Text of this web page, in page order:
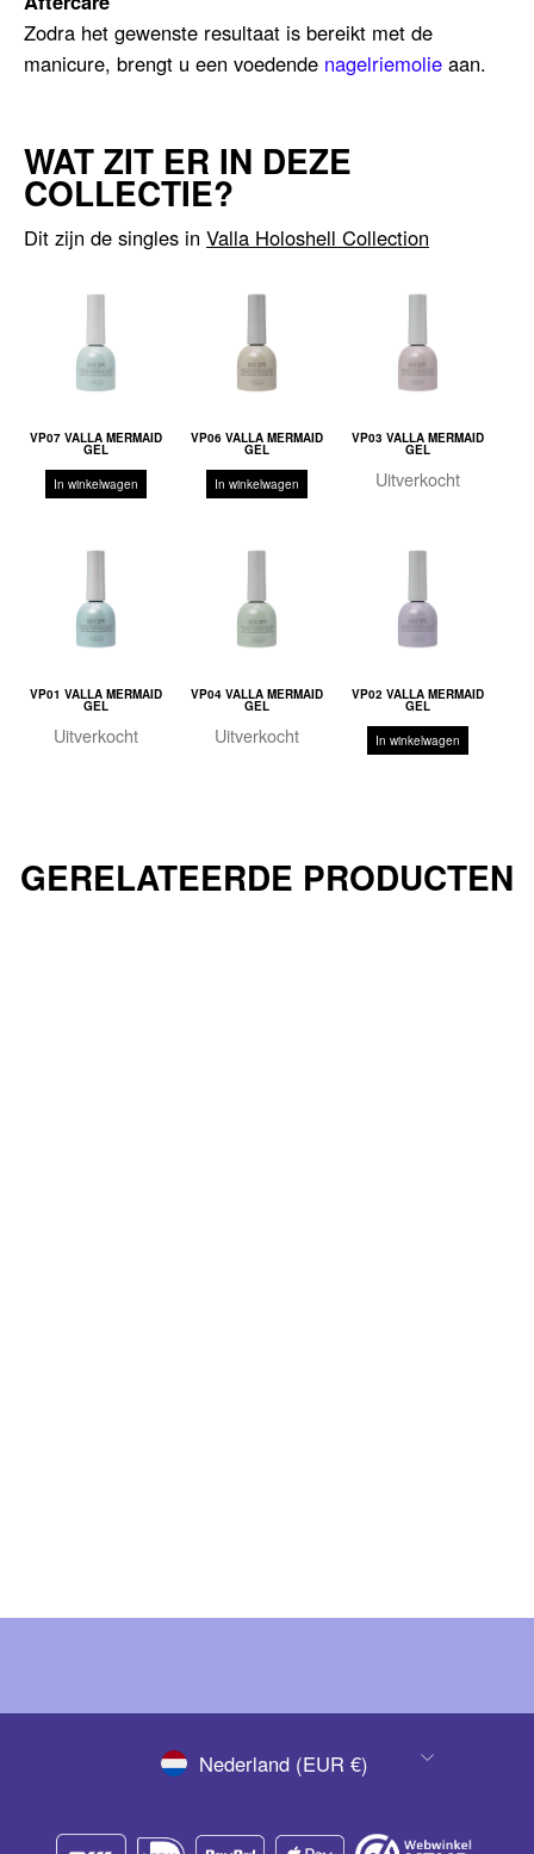
Zodra het gewenste resultaat is bereikt met de
manicure, brengt u een voedende nagelriemolie aan.
WAT ZIT ER IN DEZE
COLLECTIE?
Dit zijn de singles in Valla Holoshell Collection
VP07 VALLA MERMAID
GEL
In winkelwagen
VP06 VALLA MERMAID
GEL
In winkelwagen
VP03 VALLA MERMAID
GEL
Uitverkocht
VP01 VALLA MERMAID
GEL
Uitverkocht
VP04 VALLA MERMAID
GEL
Uitverkocht
VP02 VALLA MERMAID
GEL
In winkelwagen
GERELATEERDE PRODUCTEN
VALUTANederland (EUR €)